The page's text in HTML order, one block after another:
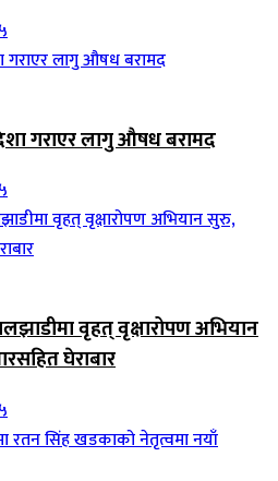
गराएर लागु औषध बरामद
वृहत् वृक्षारोपण अभियान
घेराबार